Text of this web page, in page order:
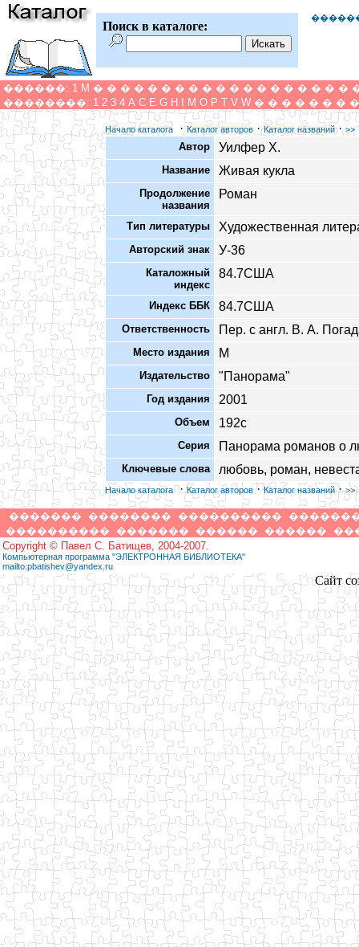
Поиск в каталоге:
������: 1 M � � � � � � � � � � � � � � � � � � �
��������: 1 2 3 4 A C E G H M O P T V W � � � � � � � �
Начало каталога ·Каталог авторов ·Каталог названий·>>
Автор Уилфер Х.
Название Живая кукла
Продолжение
названия
Роман
Тип литературы Художественная
Авторский знак У-36
Каталожный
индекс
84.7США
Индекс ББК 84.7США
Ответственность Пер. с англ. В. А.
Место издания М
Издательство "Панорама"
Год издания 2001
Объем 192с
Серия Панорама романов о
Ключевые слова любовь, роман,
Начало каталога·Каталог авторов·Каталог названий·>>
������� �������� ����������
���������� ������� ������ ������
Copyright © Павел С. Батищев, 2004-2007.
Компьютерная программа "ЭЛЕКТРОННАЯ БИБЛИОТЕКА"
mailto:pbatishev@yandex.ru
Сайт